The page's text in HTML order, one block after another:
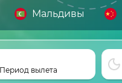
Мальдивы
Период вылета